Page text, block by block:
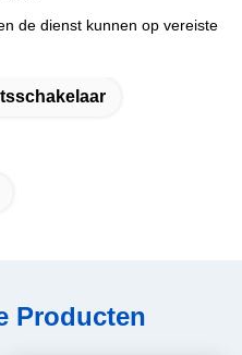
de dienst kunnen op vereiste
Producten